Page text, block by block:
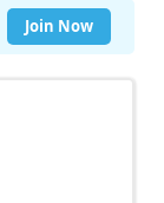
Join Now